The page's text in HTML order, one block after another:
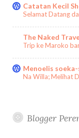
Catatan Kecil
Selamat Datang
The Naked
Trip ke Maroko
Menoelis
Na Willa; Melihat
Blogger